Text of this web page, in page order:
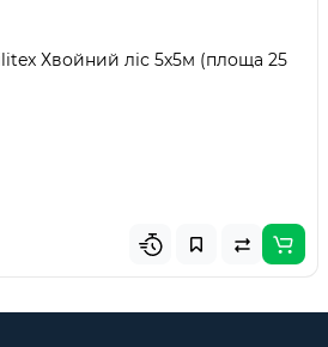
Хвойний ліс 5х5м (площа 25